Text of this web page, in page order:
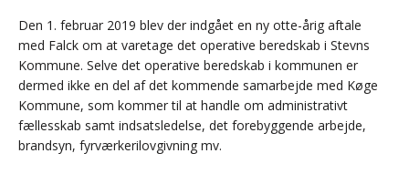
Den 1. februar 2019 blev der indgået en ny otte-årig aftale
med Falck om at varetage det operative beredskab i Stevns
Kommune. Selve det operative beredskab i kommunen er
dermed ikke en del af det kommende samarbejde med Køge
Kommune, som kommer til at handle om administrativt
fællesskab samt indsatsledelse, det forebyggende arbejde,
brandsyn, fyrværkerilovgivning mv.